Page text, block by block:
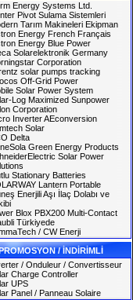
Energy Systems Ltd.
Pivot Sulama Sistemleri
Tarım Makineleri Ekipman
Energy French Français
Energy Blue Power
Solarelektronik Germany
Corporation
solar pumps tracking
Off-Grid Power
Solar Power System
Log Maximized Sunpower
Corporation
Inverter AEconversion
Solar
Delta
Green Energy Products
Solar Power
Stationary Batteries
Lantern Portable
Enerjili Aşı İlaç Dolabı ve
Blox PBX200 Multi-Contact
Türkiyede
/ CW Enerji
/ İNDİRİMLİ
/ Onduleur / Convertisseur
Charge Controller
UPS
Panel / Panneau Solaire